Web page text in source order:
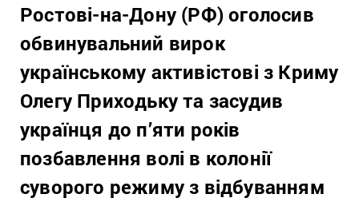
Ростові-на-Дону (РФ) оголосив
обвинувальний вирок
українському активістові з Криму
Олегу Приходьку та засудив
українця до п’яти років
позбавлення волі в колонії
суворого режиму з відбуванням